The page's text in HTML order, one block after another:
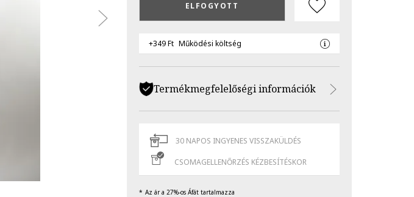
ELFOGYOTT
+349 Ft Működési költség
Termékmegfelelőségi információk
30 NAPOS INGYENES VISSZAKÜLDÉS
CSOMAGELLENŐRZÉS KÉZBESÍTÉSKOR
Az ár a 27%-os Áfát tartalmazza